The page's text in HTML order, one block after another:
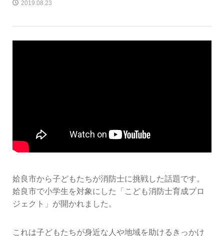
2019.08.23
姶良市から子どもたちが消防士に挑戦した話題です。
姶良市で小学生を対象にした「こども消防士育成プロ
ジェクト」が開かれました。
これは子どもたちが身近な人や地域を助けるきっかけ